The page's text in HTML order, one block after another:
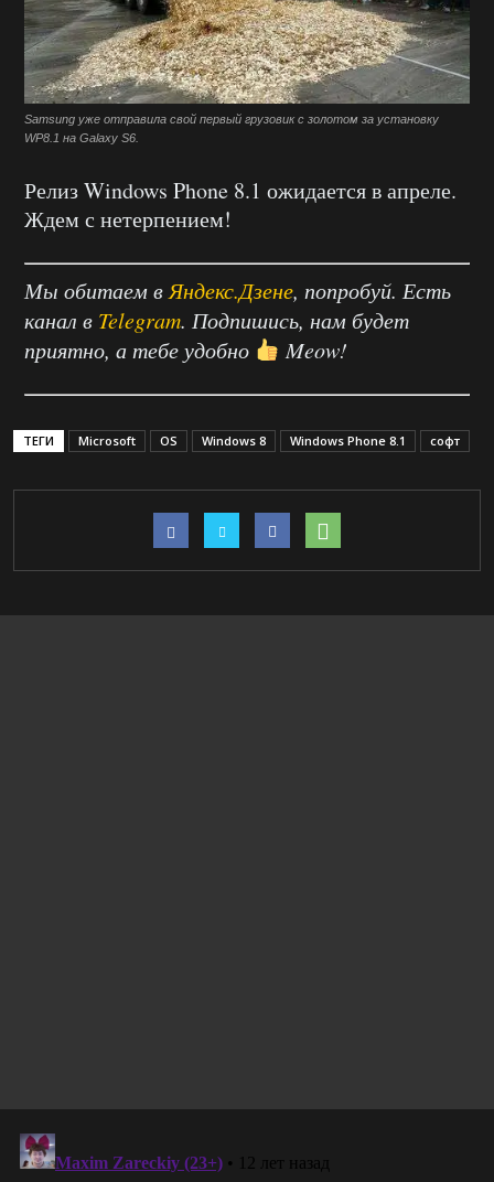
Samsung уже отправила свой первый грузовик с золотом за установку
WP8.1 на Galaxy S6.
Релиз Windows Phone 8.1 ожидается в апреле.
Ждем с нетерпением!
Мы обитаем вЯндекс.Дзене, попробуй. Есть
канал в Telegram. Подпишись, нам будет
приятно, а тебе удобно
Meow!
ТЕГИ Microsoft OS Windows 8 Windows Phone 8.1 софт